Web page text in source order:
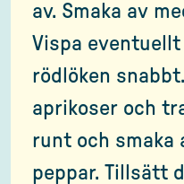
av. Smaka av
Vispa eventuellt
rödlöken
aprikoser och
runt och smaka
peppar. Tillsätt